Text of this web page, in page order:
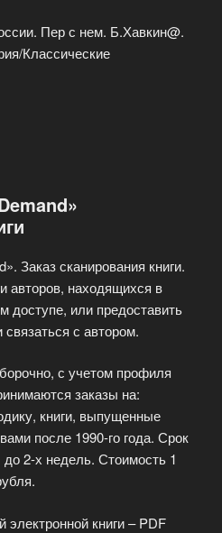
Пер с нем. Б.Хавкин@.
Классические
Заказ сканирования книги.
авторов, находящихся в
доступе, или предоставить
с автором.
с учетом профиля
заказы на:
книги, выпущенные
после 1990-го года. Срок
до 2-х недель. Стоимость 1
книги – PDF